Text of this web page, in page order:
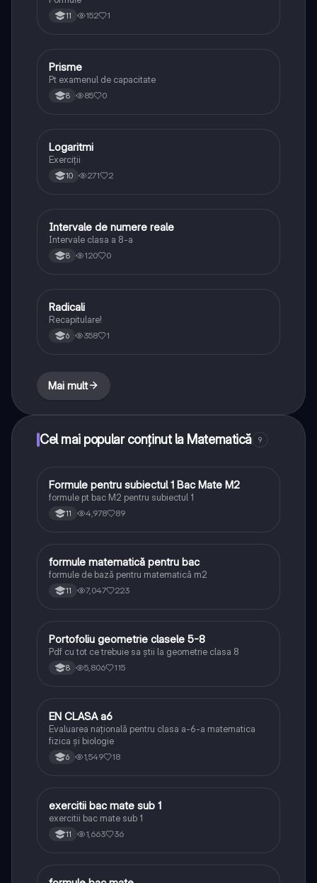
11 152 1
Matematică
Prisme
Pt examenul de capacitate
8 85 0
Matematică
Logaritmi
Exerciții
10 271 2
Matematică
Intervale de numere reale
Intervale clasa a 8-a
8 120 0
Matematică
Radicali
Recapitulare!
6 358 1
Mai mult
Cel mai popular conținut la Matematică 9
Matematică
Formule pentru subiectul 1 Bac Mate M2
formule pt bac M2 pentru subiectul 1
11 4,978 89
Matematică
formule matematică pentru bac
formule de bază pentru matematică m2
11 7,047 223
Matematică
Portofoliu geometrie clasele 5-8
Pdf cu tot ce trebuie sa știi la geometrie clasa 8
8 5,806 115
Matematică
EN CLASA a6
Evaluarea națională pentru clasa a-6-a matematica
fizica și biologie
6 1,549 18
Matematică
exercitii bac mate sub 1
exercitii bac mate sub 1
11 1,663 36